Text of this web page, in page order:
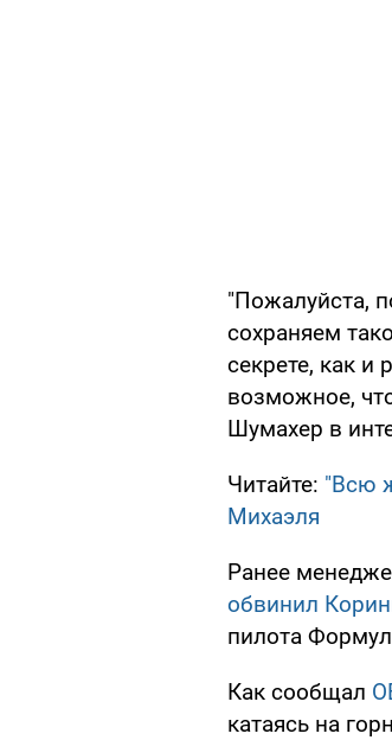
"Пожалуйста,
сохраняем
секрете, как и
возможное,
Шумахер в
Читайте: "Всю
Михаэля
Ранее
обвинил
пилота
Как сообщал
катаясь на